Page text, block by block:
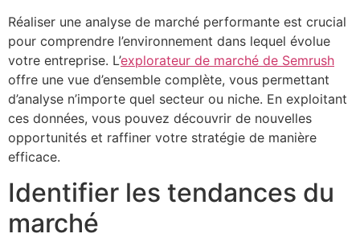
Réaliser une analyse de marché performante est crucial
pour comprendre l’environnement dans lequel évolue
votre entreprise. L’explorateur de marché de Semrush
offre une vue d’ensemble complète, vous permettant
d’analyse n’importe quel secteur ou niche. En exploitant
ces données, vous pouvez découvrir de nouvelles
opportunités et raffiner votre stratégie de manière
efficace.
Identifier les tendances du
marché